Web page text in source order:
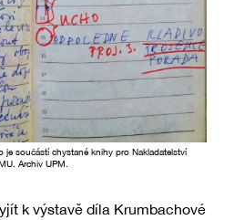
je součástí chystané knihy pro Nakladatelství
Archiv UPM.
k výstavě díla Krumbachové